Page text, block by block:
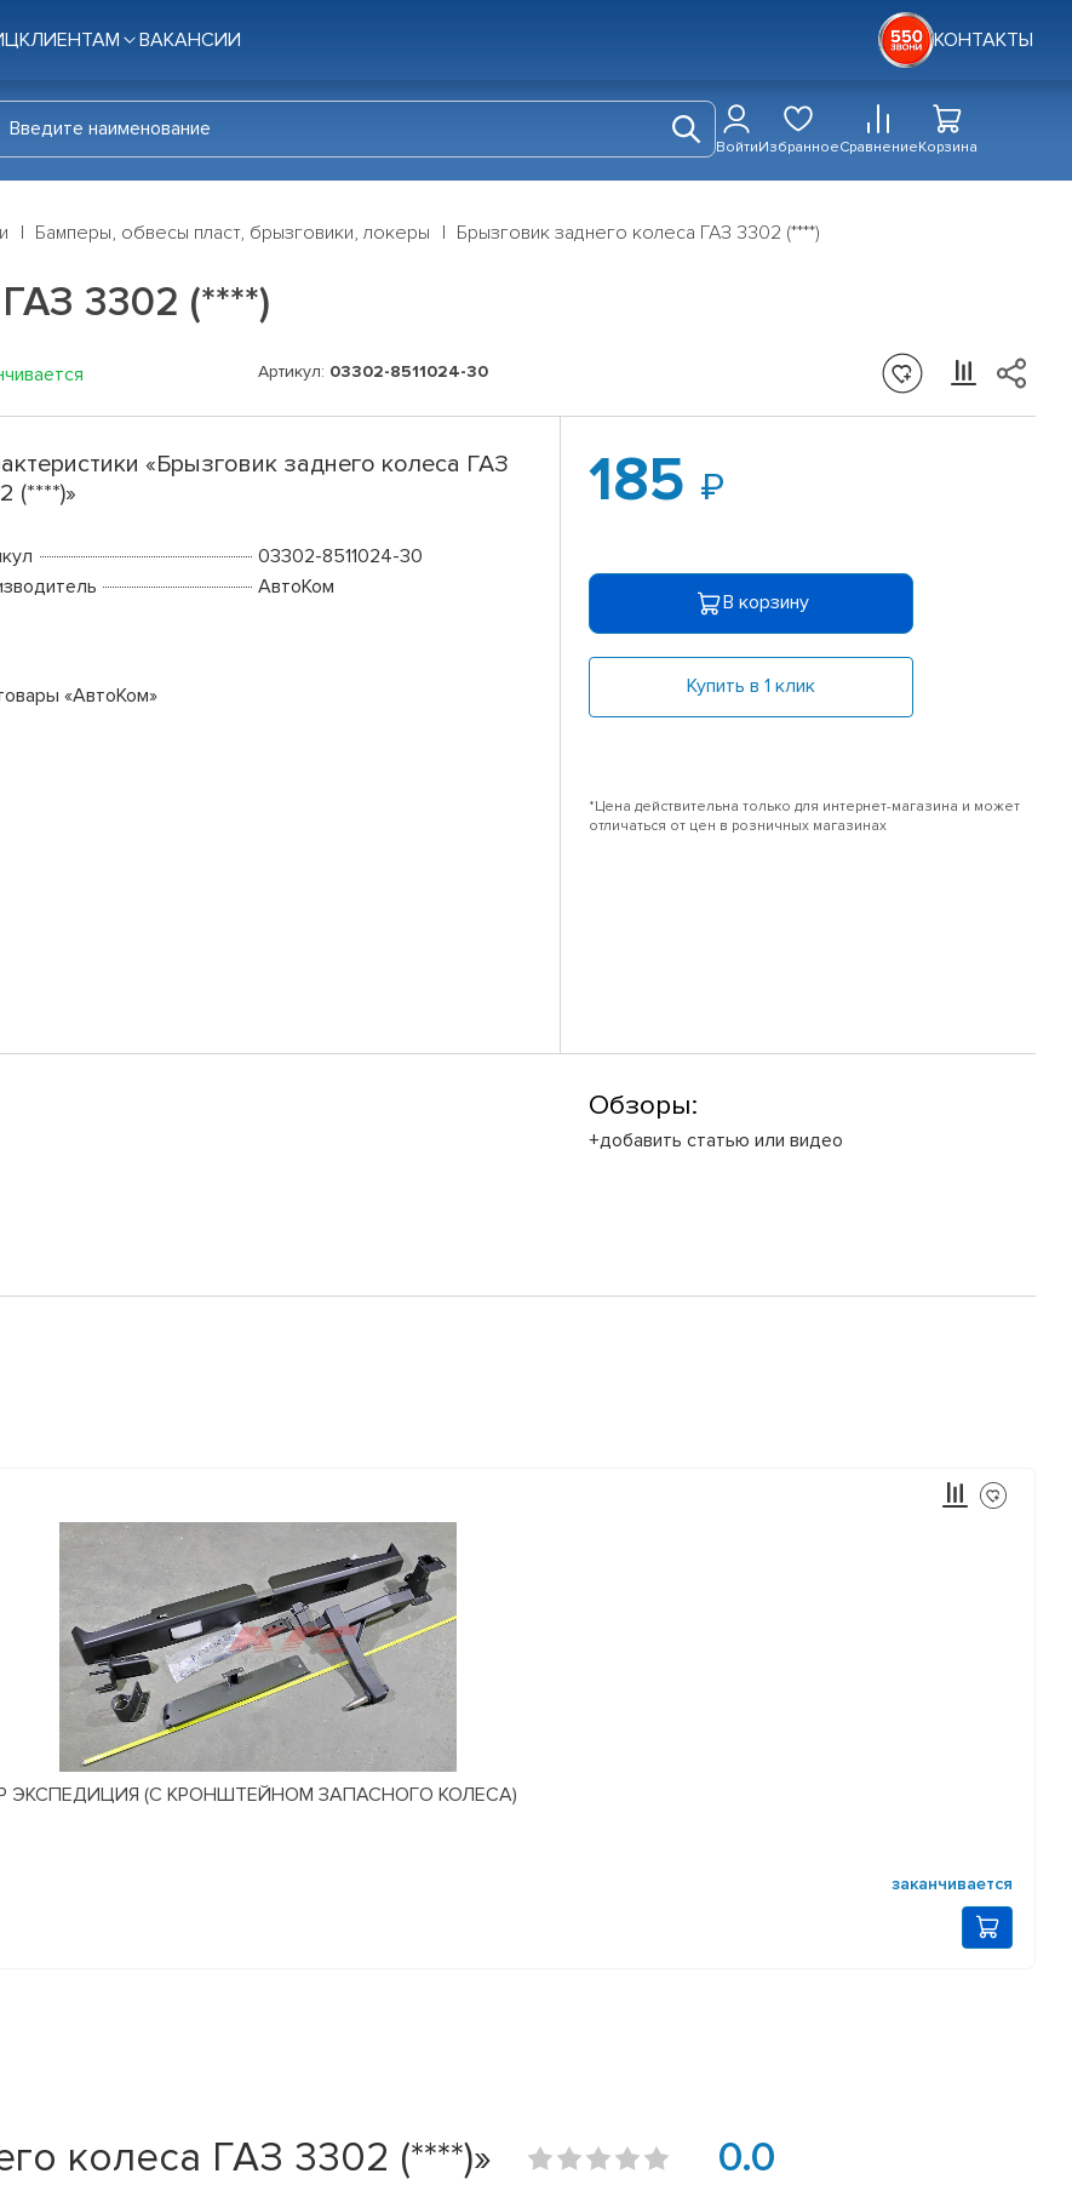
КЛИЕНТАМ ВАКАНСИИ КОНТАКТЫ
ВойтиИзбранноеСравнениеКорзина
Бамперы, обвесы пласт, брызговики, локеры Брызговик заднего колеса ГАЗ 3302 (****)
3302 (****)
Артикул: 03302-8511024-30
«Брызговик заднего колеса ГАЗ
(****)»
03302-8511024-30
АвтоКом
«АвтоКом»
185
В корзину
Купить в 1 клик
*Цена действительна только для интернет-магазина и может
отличаться от цен в розничных магазинах
Обзоры:
+добавить статью или видео
ЭКСПЕДИЦИЯ (С КРОНШТЕЙНОМ ЗАПАСНОГО КОЛЕСА)
заканчивается
колеса ГАЗ 3302 (****)» 0.0